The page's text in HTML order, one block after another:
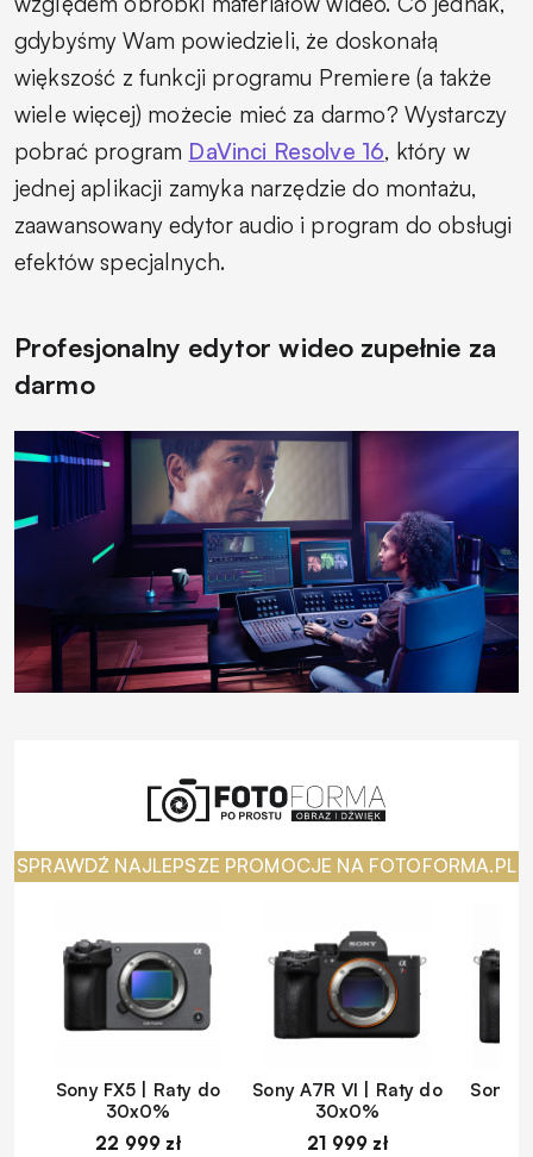
gdybyśmy Wam powiedzieli, że doskonałą
większość z funkcji programu Premiere (a także
wiele więcej) możecie mieć za darmo? Wystarczy
pobrać program DaVinci Resolve 16, który w
jednej aplikacji zamyka narzędzie do montażu,
zaawansowany edytor audio i program do obsługi
efektów specjalnych.
Profesjonalny edytor wideo zupełnie za
darmo
SPRAWDŹ NAJLEPSZE PROMOCJE NA FOTOFORMA.PL
Sony FX5 | Raty do
30x0%
22 999 zł
Sony A7R VI | Raty do
30x0%
21 999 zł
Sony